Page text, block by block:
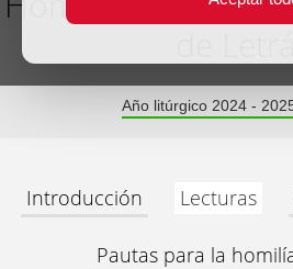
Año litúrgico 2024 -
Introducción Lecturas
Pautas para la